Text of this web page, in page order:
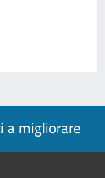
a migliorare